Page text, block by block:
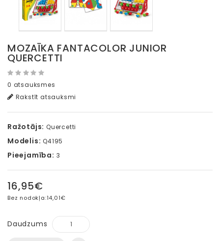
MOZAĪKA FANTACOLOR JUNIOR
QUERCETTI
0 atsauksmes
Rakstīt atsauksmi
Ražotājs: Quercetti
Modelis: Q4195
Pieejamība: 3
16,95€
Bez nodokļa:14,01€
Daudzums